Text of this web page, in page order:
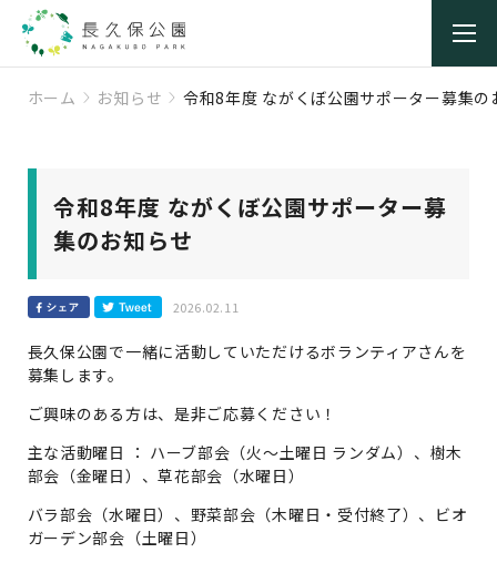
ホーム お知らせ 令和8年度 ながくぼ公園サポーター募集の
令和8年度 ながくぼ公園サポーター募
集のお知らせ
2026.02.11
長久保公園で一緒に活動していただけるボランティアさんを
募集します。
ご興味のある方は、是非ご応募ください！
主な活動曜日 ： ハーブ部会（火～土曜日 ランダム）、樹木
部会（金曜日）、草花部会（水曜日）
バラ部会（水曜日）、野菜部会（木曜日・受付終了）、ビオ
ガーデン部会（土曜日）